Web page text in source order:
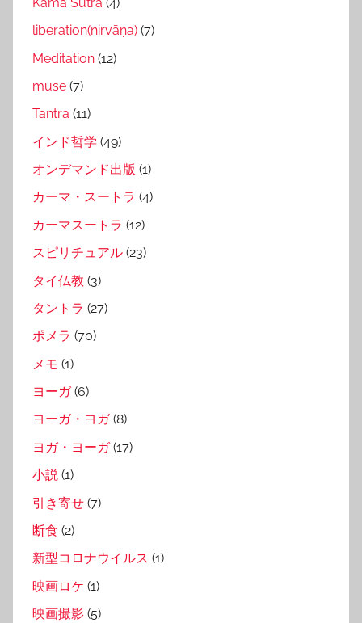
liberation(nirvāṇa) (7)
Meditation (12)
muse (7)
Tantra (11)
インド哲学 (49)
オンデマンド出版 (1)
カーマ・スートラ (4)
カーマスートラ (12)
スピリチュアル (23)
タイ仏教 (3)
タントラ (27)
ポメラ (70)
メモ (1)
ヨーガ(6)
ヨーガ・ヨガ(8)
ヨガ・ヨーガ(17)
小説 (1)
引き寄せ (7)
断食 (2)
新型コロナウイルス (1)
映画ロケ (1)
映画撮影 (5)